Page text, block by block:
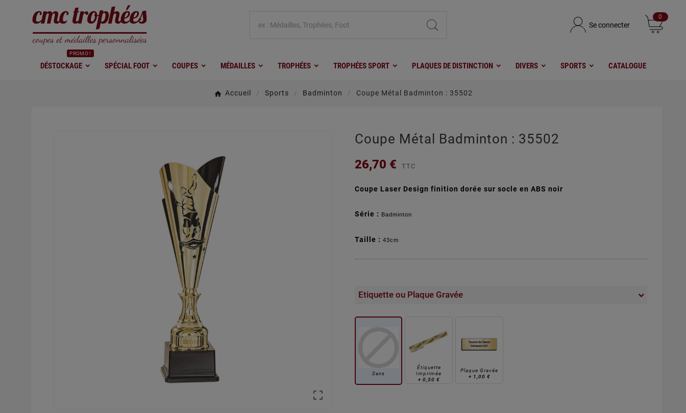
Se connecter
0
DÉSTOCKAGE
PROMO !
SPÉCIAL FOOT COUPES MÉDAILLES TROPHÉES TROPHÉES SPORT PLAQUES DE DISTINCTION DIVERS SPORTS CATALOGUE
Accueil Sports Badminton Coupe Métal Badminton : 35502

Coupe Métal Badminton : 35502
26,70 € TTC
Coupe Laser Design finition dorée sur socle en ABS noir
Série : Badminton
Taille : 43cm
Etiquette ou Plaque Gravée
Sans
Étiquette
Imprimée
+ 0,50 €
Plaque Gravée
+ 1,00 €